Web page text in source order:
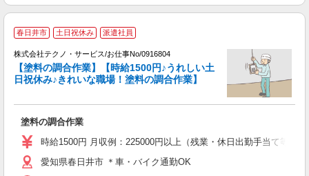
春日井市 土日祝休み 派遣社員
株式会社テクノ・サービス/お仕事No/0916804
【塗料の調合作業】【時給1500円♪うれしい土
日祝休み♪きれいな職場！塗料の調合作業】
塗料の調合作業
時給1500円 月収例：225000円以上（残業・休日出勤手当て等が
愛知県春日井市 ＊車・バイク通勤OK